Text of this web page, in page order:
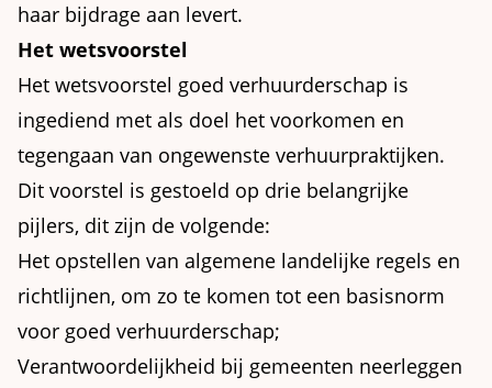
haar bijdrage aan levert.
Het wetsvoorstel
Het wetsvoorstel goed verhuurderschap is
ingediend met als doel het voorkomen en
tegengaan van ongewenste verhuurpraktijken.
Dit voorstel is gestoeld op drie belangrijke
pijlers, dit zijn de volgende:
Het opstellen van algemene landelijke regels en
richtlijnen, om zo te komen tot een basisnorm
voor goed verhuurderschap;
Verantwoordelijkheid bij gemeenten neerleggen